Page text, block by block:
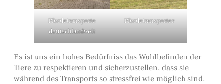
Pferdetransporte
deutschlandweit
Pferdetransporter
Es ist uns ein hohes Bedürfniss das Wohlbefinden der
Tiere zu respektieren und sicherzustellen, dass sie
während des Transports so stressfrei wie möglich sind.